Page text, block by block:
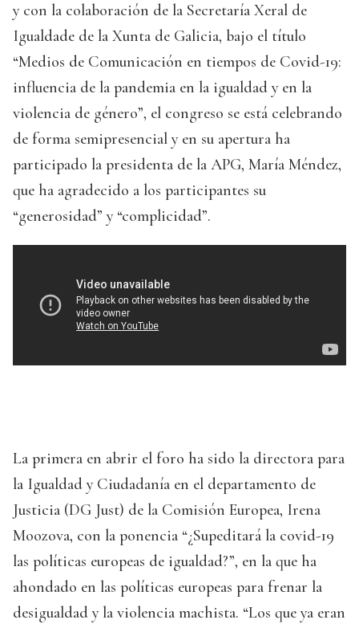
y con la colaboración de la Secretaría Xeral de
Igualdade de la Xunta de Galicia, bajo el título
“Medios de Comunicación en tiempos de Covid-19:
influencia de la pandemia en la igualdad y en la
violencia de género”, el congreso se está celebrando
de forma semipresencial y en su apertura ha
participado la presidenta de la APG, María Méndez,
que ha agradecido a los participantes su
“generosidad” y “complicidad”.
La primera en abrir el foro ha sido la directora para
la Igualdad y Ciudadanía en el departamento de
Justicia (DG Just) de la Comisión Europea, Irena
Moozova, con la ponencia “¿Supeditará la covid-19
las políticas europeas de igualdad?”, en la que ha
ahondado en las políticas europeas para frenar la
desigualdad y la violencia machista. “Los que ya eran